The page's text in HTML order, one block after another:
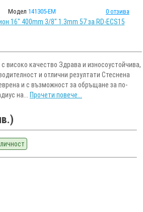
Модел 141305-EM 0 отзива
високо качество Здрава и износоустойчива,
и отлични резултати Стеснена
и с възможност за обръщане за по-
на... Прочети повече...